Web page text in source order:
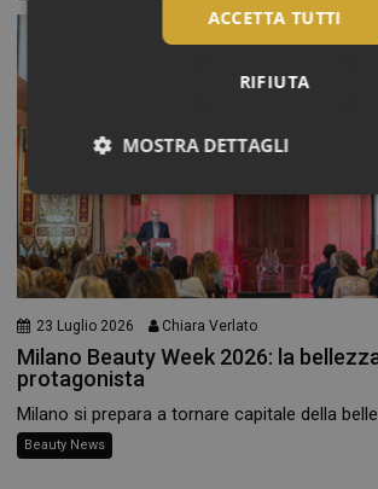
23 Luglio 2026 Chiara Verlato
Milano Beauty Week 2026: la
protagonista
Milano si prepara a tornare capitale della
Beauty News
ACCETTA TUTTI
RIFIUTA
MOSTRA DETTAGLI
Necessari
Necessari
I cookie necessari contribuiscono a rendere
sito web abilitandone funzionalità di base